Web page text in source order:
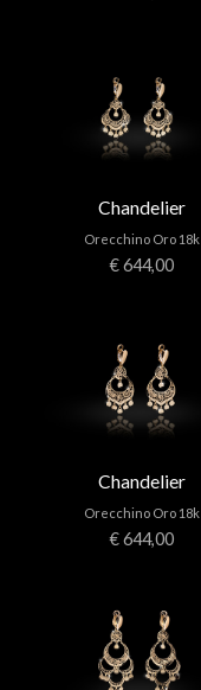
Chandelier
Orecchino Oro 18k
€ 644,00
Chandelier
Orecchino Oro 18k
€ 644,00